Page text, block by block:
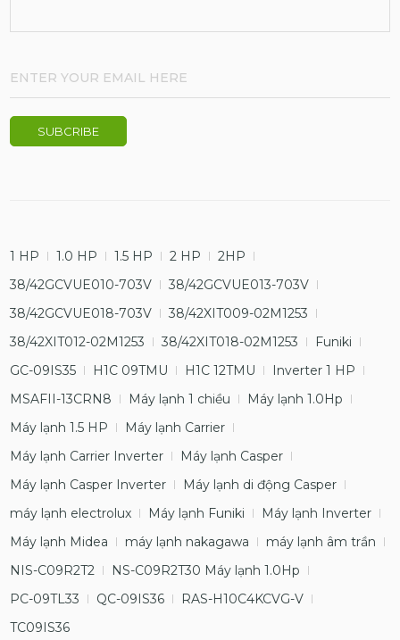
1 HP 1.0 HP 1.5 HP 2 HP
2HP
38/42GCVUE010-703V
38/42GCVUE013-703V
38/42GCVUE018-703V
38/42XIT009-02M1253
38/42XIT012-02M1253
38/42XIT018-02M1253
Funiki
GC-09IS35
H1C 09TMU H1C 12TMU
Inverter 1 HP
MSAFII-13CRN8
Máy lạnh 1 chiều
Máy lạnh 1.0Hp
Máy lạnh 1.5 HP
Máy lạnh Carrier
Máy lạnh Carrier Inverter
Máy lạnh Casper
Máy lạnh Casper Inverter
Máy lạnh di động Casper
máy lạnh electrolux
Máy lạnh Funiki
Máy lạnh Inverter
Máy lạnh Midea
máy lạnh nakagawa
máy lạnh âm trần
NIS-C09R2T2
NS-C09R2T30 Máy lạnh 1.0Hp
PC-09TL33
QC-09IS36
RAS-H10C4KCVG-V
TC09IS36